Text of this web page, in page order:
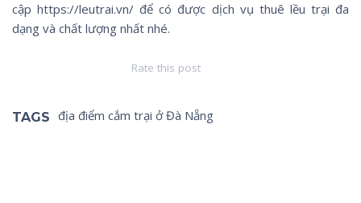
cập https://leutrai.vn/ để có được dịch vụ thuê lều trại đa
dạng và chất lượng nhất nhé.
Rate this post
TAGS địa điểm cắm trại ở Đà Nẵng